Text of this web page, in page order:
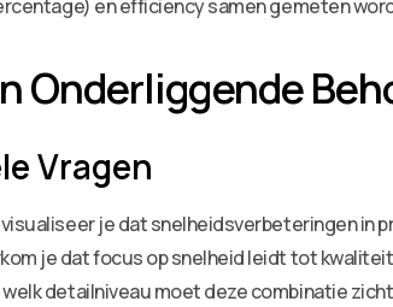
en efficiency samen gemeten
Onderliggende
Vragen
je dat snelheidsverbeteringen in
je dat focus op snelheid leidt tot
detailniveau moet deze combinatie